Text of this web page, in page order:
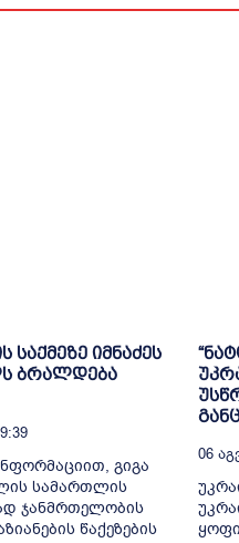
საქმეზე იმნაძეს
ბრალდება
გიგა
სამართლის
ჯანმრთელობის
წაქეზების
06